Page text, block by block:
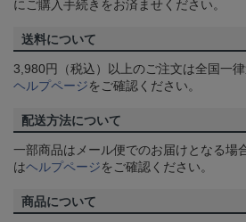
にご購入手続きをお済ませください。
送料について
3,980円（税込）以上のご注文は全国一
ヘルプページをご確認ください。
配送方法について
一部商品はメール便でのお届けとなる場
はヘルプページをご確認ください。
商品について